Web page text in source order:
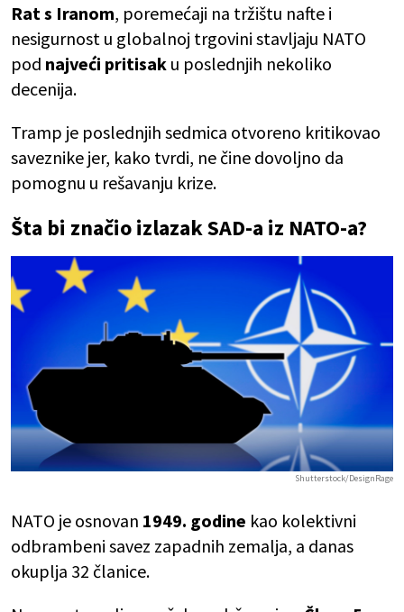
Rat s Iranom, poremećaji na tržištu nafte i
nesigurnost u globalnoj trgovini stavljaju NATO
pod najveći pritisak u poslednjih nekoliko
decenija.
Tramp je poslednjih sedmica otvoreno kritikovao
saveznike jer, kako tvrdi, ne čine dovoljno da
pomognu u rešavanju krize.
Šta bi značio izlazak SAD-a iz NATO-a?
Shutterstock/DesignRage
NATO je osnovan 1949. godine kao kolektivni
odbrambeni savez zapadnih zemalja, a danas
okuplja 32 članice.